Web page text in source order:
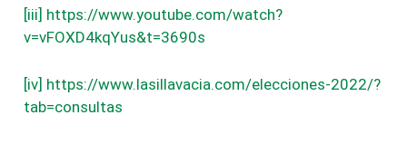
[iii] https://www.youtube.com/watch?
v=vFOXD4kqYus&t=3690s
[iv] https://www.lasillavacia.com/elecciones-2022/?
tab=consultas